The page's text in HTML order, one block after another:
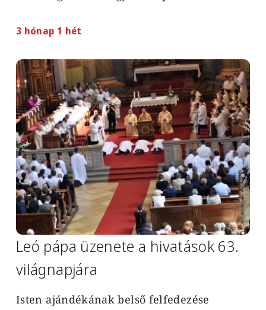
3 hónap 1 hét
Image
Leó pápa üzenete a hivatások 63.
világnapjára
Isten ajándékának belső felfedezése